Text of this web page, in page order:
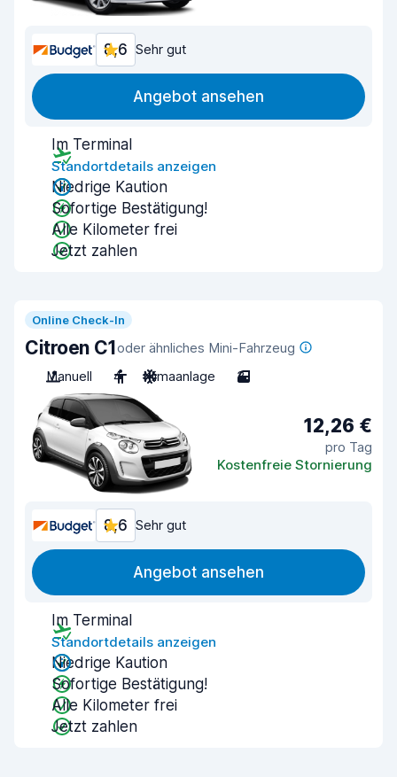
8,6 Sehr gut
Angebot ansehen
Im Terminal
Standortdetails anzeigen
Niedrige Kaution
Sofortige Bestätigung!
Alle Kilometer frei
Jetzt zahlen
Online Check-In
Citroen C1oder ähnliches Mini-Fahrzeug
Manuell
4 Klimaanlage 3
12,26 €
pro Tag
Kostenfreie Stornierung
8,6 Sehr gut
Angebot ansehen
Im Terminal
Standortdetails anzeigen
Niedrige Kaution
Sofortige Bestätigung!
Alle Kilometer frei
Jetzt zahlen